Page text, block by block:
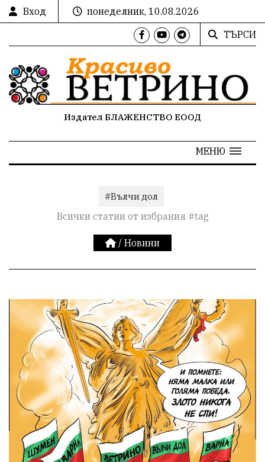
Вход
понеделник, 10.08.2026
ТЪРСИ
Издател БЛАЖЕНСТВО ЕООД
МЕНЮ
#Вълчи дол
Всички статии от избрания #tag
/ Новини